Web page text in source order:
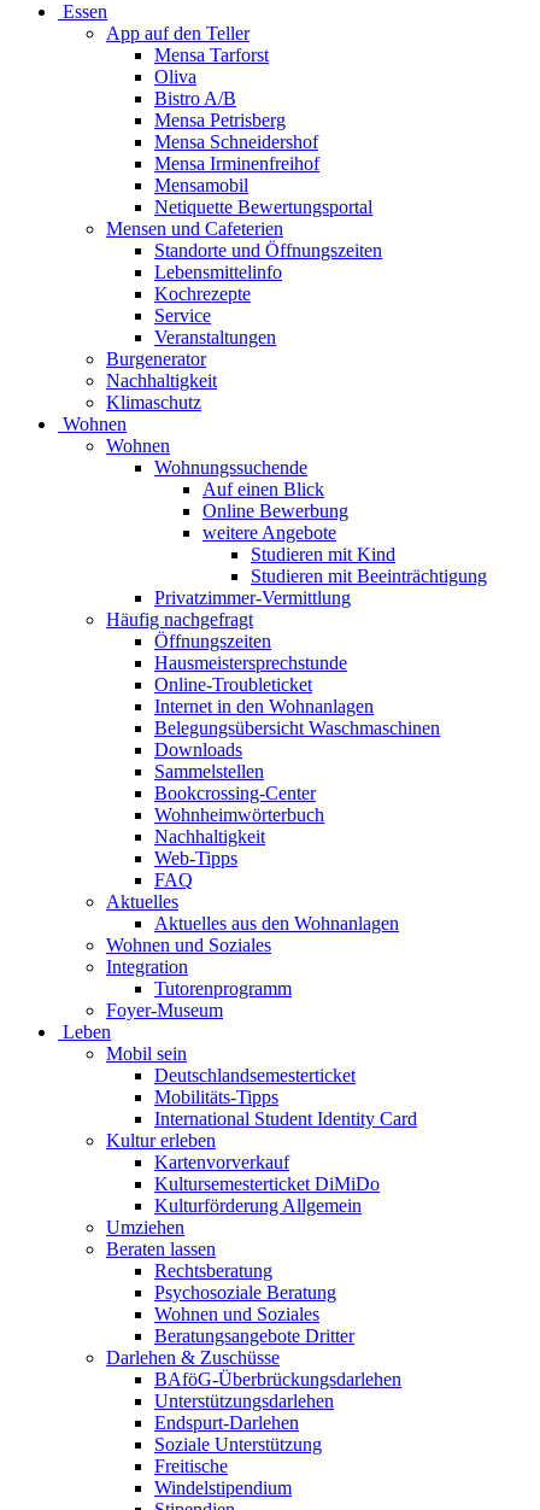
Essen
App auf den Teller
Mensa Tarforst
Oliva
Bistro A/B
Mensa Petrisberg
Mensa Schneidershof
Mensa Irminenfreihof
Mensamobil
Netiquette Bewertungsportal
Mensen und Cafeterien
Standorte und Öffnungszeiten
Lebensmittelinfo
Kochrezepte
Service
Veranstaltungen
Burgenerator
Nachhaltigkeit
Klimaschutz
Wohnen
Wohnen
Wohnungssuchende
Auf einen Blick
Online Bewerbung
weitere Angebote
Studieren mit Kind
Studieren mit Beeinträchtigung
Privatzimmer-Vermittlung
Häufig nachgefragt
Öffnungszeiten
Hausmeistersprechstunde
Online-Troubleticket
Internet in den Wohnanlagen
Belegungsübersicht Waschmaschinen
Downloads
Sammelstellen
Bookcrossing-Center
Wohnheimwörterbuch
Nachhaltigkeit
Web-Tipps
FAQ
Aktuelles
Aktuelles aus den Wohnanlagen
Wohnen und Soziales
Integration
Tutorenprogramm
Foyer-Museum
Leben
Mobil sein
Deutschlandsemesterticket
Mobilitäts-Tipps
International Student Identity Card
Kultur erleben
Kartenvorverkauf
Kultursemesterticket DiMiDo
Kulturförderung Allgemein
Umziehen
Beraten lassen
Rechtsberatung
Psychosoziale Beratung
Wohnen und Soziales
Beratungsangebote Dritter
Darlehen & Zuschüsse
BAföG-Überbrückungsdarlehen
Unterstützungsdarlehen
Endspurt-Darlehen
Soziale Unterstützung
Freitische
Windelstipendium